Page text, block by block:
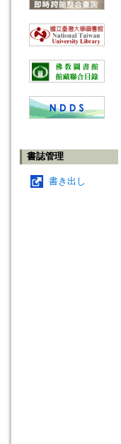
書誌管理
書き出し